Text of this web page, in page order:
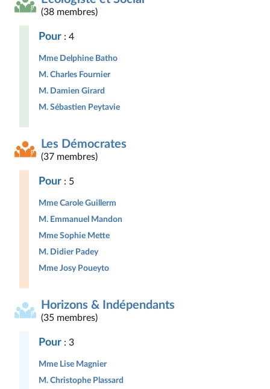
(38 membres)
Pour : 4
Mme Delphine Batho
M. Charles Fournier
M. Damien Girard
M. Sébastien Peytavie
Les Démocrates
(37 membres)
Pour : 5
Mme Carole Guillerm
M. Emmanuel Mandon
Mme Sophie Mette
M. Didier Padey
Mme Josy Poueyto
Horizons & Indépendants
(35 membres)
Pour : 3
Mme Lise Magnier
M. Christophe Plassard